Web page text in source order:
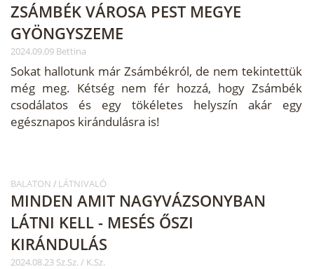
ZSÁMBÉK VÁROSA PEST MEGYE
GYÖNGYSZEME
2024.09.09 Bettina
Sokat hallotunk már Zsámbékról, de nem tekintettük
még meg. Kétség nem fér hozzá, hogy Zsámbék
csodálatos és egy tökéletes helyszín akár egy
egésznapos kirándulásra is!
BALATON / LÁTNIVALÓ
MINDEN AMIT NAGYVÁZSONYBAN
LÁTNI KELL - MESÉS ŐSZI
KIRÁNDULÁS
2024.08.23 Sz.Sz. / K.Sz.